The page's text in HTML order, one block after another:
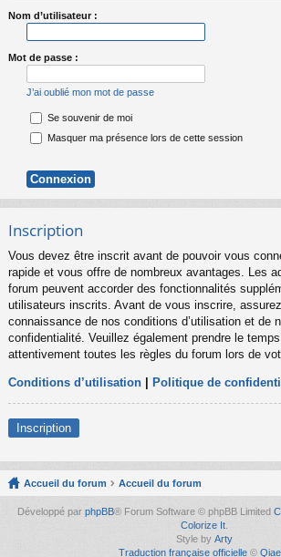
s
Nom d’utilisateur :
Mot de passe :
J’ai oublié mon mot de passe
Se souvenir de moi
Masquer ma présence lors de cette session
Inscription
Vous devez être inscrit avant de pouvoir vous
rapide et vous offre de nombreux avantages. Les
forum peuvent accorder des fonctionnalités
utilisateurs inscrits. Avant de vous inscrire,
connaissance de nos conditions d’utilisation et de
confidentialité. Veuillez également prendre le
attentivement toutes les règles du forum lors de
Conditions d’utilisation Politique de
Inscription
Accueil du forum Accueil du forum
Développé par phpBB® Forum Software © phpBB Limited
Colorize It.
Style by Arty
Traduction française officielle ©